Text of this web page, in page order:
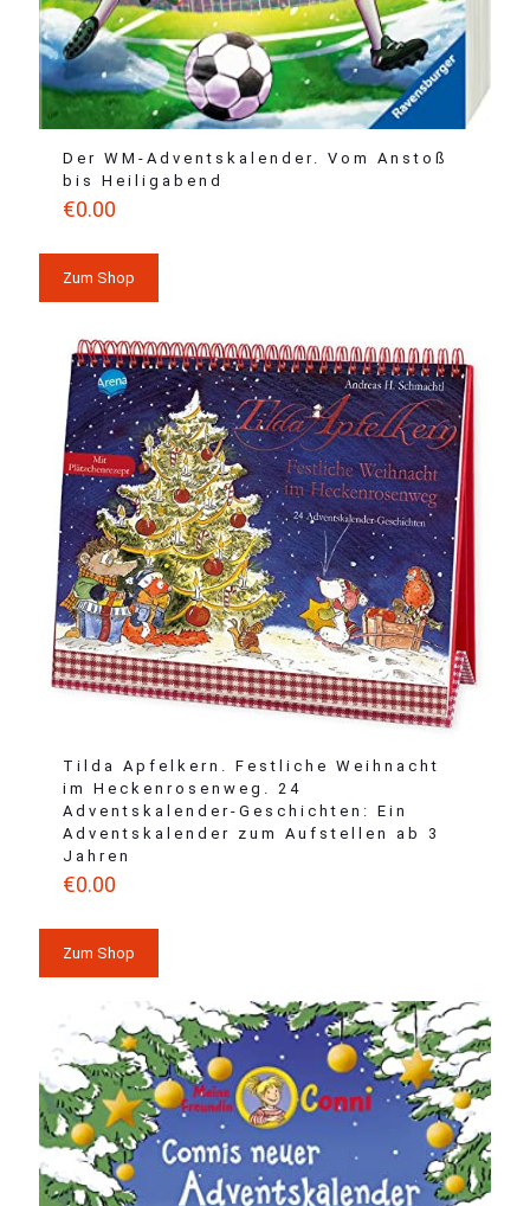
Der WM-Adventskalender. Vom Anstoß
bis Heiligabend
€0.00
Zum Shop
Tilda Apfelkern. Festliche Weihnacht
im Heckenrosenweg. 24
Adventskalender-Geschichten: Ein
Adventskalender zum Aufstellen ab 3
Jahren
€0.00
Zum Shop